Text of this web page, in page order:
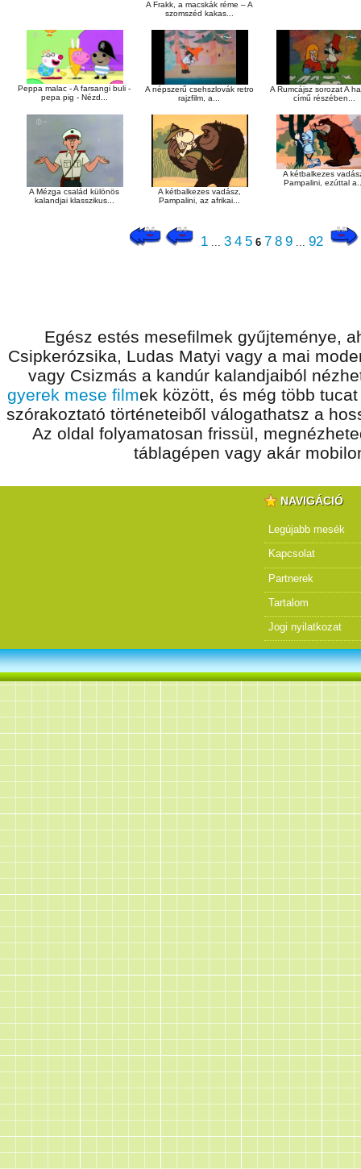
A Frakk, a macskák réme – A
szomszéd kakas...
Peppa malac - A farsangi buli -
pepa pig - Nézd...
A népszerű csehszlovák retro
rajzfilm, a...
A Rumcájsz sorozat A
című részében...
A Mézga család különös
kalandjai klasszikus...
A kétbalkezes vadász,
Pampalini, az afrikai...
A kétbalkezes
Pampalini, ezúttal
1 ... 3 4 5 6 7 8 9 ... 92
Egész estés mesefilmek gyűjteménye,
Csipkerózsika, Ludas Matyi vagy a mai
vagy Csizmás a kandúr kalandjaiból
gyerek mese filmek között, és még több
szórakoztató történeteiből válogathatsz a
Az oldal folyamatosan frissül,
táblagépen vagy akár
NAVIGÁCIÓ
Legújabb mesék
Kapcsolat
Partnerek
Tartalom
Jogi nyilatkozat